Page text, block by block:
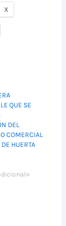
X
QUE SE
DEL
COMERCIAL
HUERTA